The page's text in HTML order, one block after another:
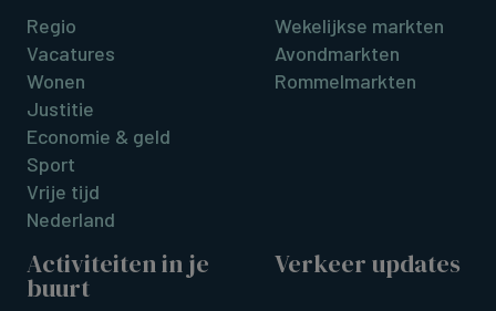
Regio
Vacatures
Wonen
Justitie
Economie & geld
Sport
Vrije tijd
Nederland
Wekelijkse markten
Avondmarkten
Rommelmarkten
Activiteiten in je
buurt
Verkeer updates